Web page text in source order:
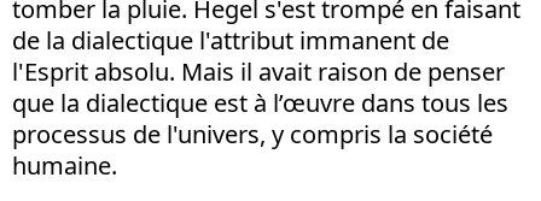
tomber la pluie. Hegel s'est trompé en faisant
de la dialectique l'attribut immanent de
l'Esprit absolu. Mais il avait raison de penser
que la dialectique est à l’œuvre dans tous les
processus de l'univers, y compris la société
humaine.